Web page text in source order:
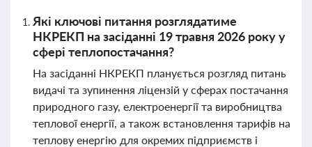
Які ключові питання розглядатиме
НКРЕКП на засіданні 19 травня 2026 року у
сфері теплопостачання?
На засіданні НКРЕКП планується розгляд питань
видачі та зупинення ліцензій у сферах постачання
природного газу, електроенергії та виробництва
теплової енергії, а також встановлення тарифів на
теплову енергію для окремих підприємств і